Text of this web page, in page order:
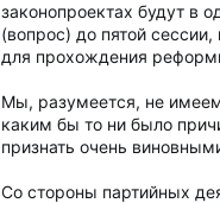
законопроектах будут в
(вопрос) до пятой
для прохождения
Мы, разумеется, не
каким бы то ни было
признать очень
Со стороны партийных